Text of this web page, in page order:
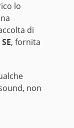
lo
di
, fornita
non